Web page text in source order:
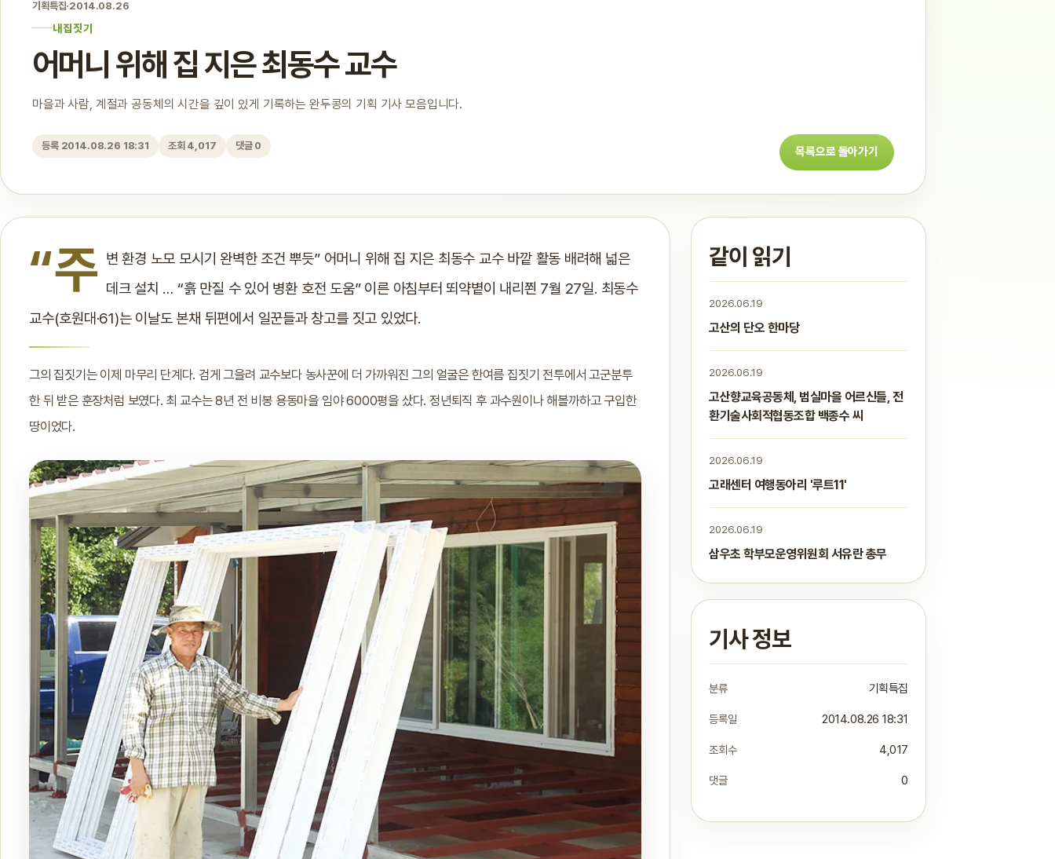
기획특집·2014.08.26
내집짓기
어머니 위해 집 지은 최동수 교수
마을과 사람, 계절과 공동체의 시간을 깊이 있게 기록하는 완두콩의 기획 기사 모음입니다.
등록 2014.08.26 18:31 조회 4,017 댓글 0 목록으로 돌아가기
“주 변 환경 노모 모시기 완벽한 조건 뿌듯” 어머니 위해 집 지은 최동수 교수 바깥 활동 배려해 넓은
데크 설치 … “흙 만질 수 있어 병환 호전 도움” 이른 아침부터 뙤약볕이 내리쬔 7월 27일. 최동수
교수(호원대·61)는 이날도 본채 뒤편에서 일꾼들과 창고를 짓고 있었다.
그의 집짓기는 이제 마무리 단계다. 검게 그을려 교수보다 농사꾼에 더 가까워진 그의 얼굴은 한여름 집짓기 전투에서 고군분투
한 뒤 받은 훈장처럼 보였다. 최 교수는 8년 전 비봉 용동마을 임야 6000평을 샀다. 정년퇴직 후 과수원이나 해볼까하고 구입한
땅이었다.
같이 읽기
2026.06.19
고산의 단오 한마당
2026.06.19
고산향교육공동체, 범실마을 어르신들, 전
환기술사회적협동조합 백종수 씨
2026.06.19
고래센터 여행동아리 '루트11'
2026.06.19
삼우초 학부모운영위원회 서유란 총무
기사 정보
분류 기획특집
등록일 2014.08.26 18:31
조회수 4,017
댓글 0